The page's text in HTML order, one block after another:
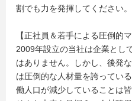
割でも力を発揮してください。
【正社員＆若手による圧倒的
2009年設立の当社は企業とし
はありません。しかし、後発
は圧倒的な人材量を誇ってい
働人口が減少していることは